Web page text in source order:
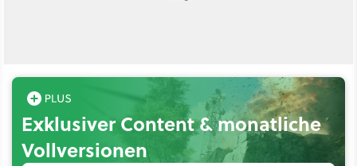
Exklusiver Content & monatliche
Vollversionen